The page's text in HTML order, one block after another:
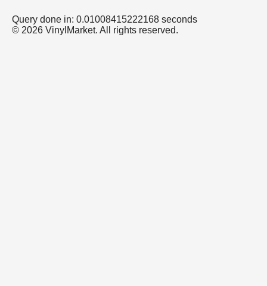
Query done in: 0.01008415222168 seconds
© 2026 VinylMarket. All rights reserved.